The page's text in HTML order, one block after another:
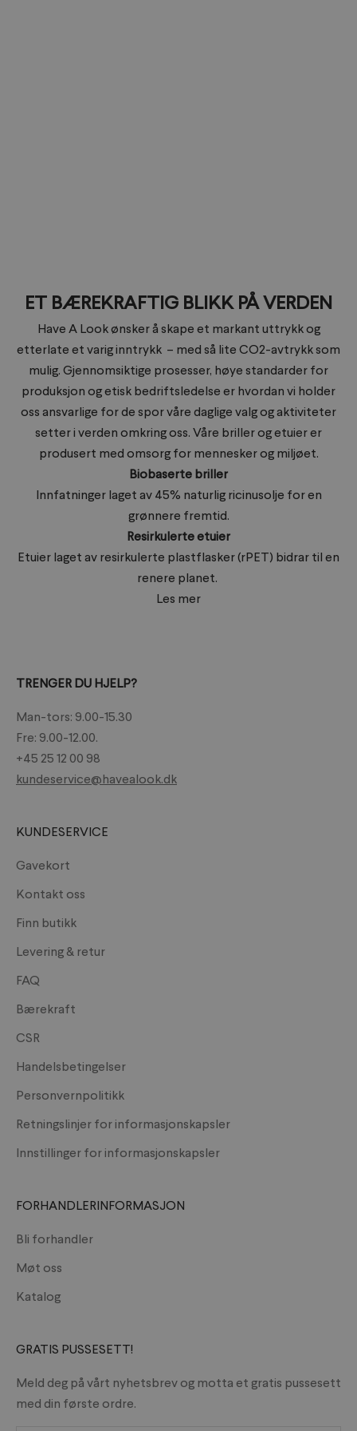
ET BÆREKRAFTIG BLIKK PÅ VERDEN
Have A Look ønsker å skape et markant uttrykk og
etterlate et varig inntrykk – med så lite CO2-avtrykk som
mulig. Gjennomsiktige prosesser, høye standarder for
produksjon og etisk bedriftsledelse er hvordan vi holder
oss ansvarlige for de spor våre daglige valg og aktiviteter
setter i verden omkring oss. Våre briller og etuier er
produsert med omsorg for mennesker og miljøet.
Biobaserte briller
Innfatninger laget av 45% naturlig ricinusolje for en
grønnere fremtid.
Resirkulerte etuier
Etuier laget av resirkulerte plastflasker (rPET) bidrar til en
renere planet.
Les mer
TRENGER DU HJELP?
Man-tors: 9.00-15.30
Fre: 9.00-12.00.
+45 25 12 00 98
kundeservice@havealook.dk
KUNDESERVICE
Gavekort
Kontakt oss
Finn butikk
Levering & retur
FAQ
Bærekraft
CSR
Handelsbetingelser
Personvernpolitikk
Retningslinjer for informasjonskapsler
Innstillinger for informasjonskapsler
FORHANDLERINFORMASJON
Bli forhandler
Møt oss
Katalog
GRATIS PUSSESETT!
Meld deg på vårt nyhetsbrev og motta et gratis pussesett
med din første ordre.